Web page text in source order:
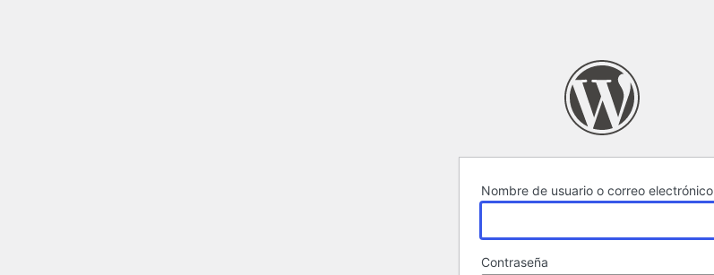
Nombre de usuario o correo electrónico
Contraseña